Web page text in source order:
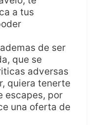
a tus
de ser
que se
adversas
quiera tenerte
escapes, por
una oferta de